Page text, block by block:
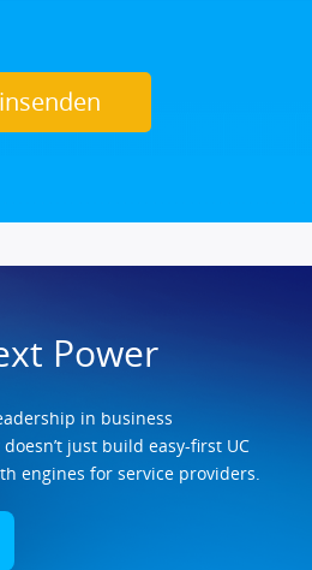
Power
in business
just build easy-first UC
engines for service providers.